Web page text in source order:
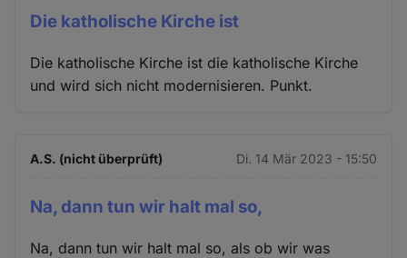
Die katholische Kirche ist
Die katholische Kirche ist die katholische Kirche
und wird sich nicht modernisieren. Punkt.
A.S. (nicht überprüft) Di. 14 Mär 2023 - 15:50
Na, dann tun wir halt mal so,
Na, dann tun wir halt mal so, als ob wir was